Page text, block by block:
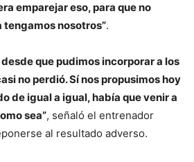
emparejar eso, para que no
tengamos nosotros”.
que pudimos incorporar a los
no perdió. Sí nos propusimos hoy
de igual a igual, había que venir a
sea”, señaló el entrenador
al resultado adverso.